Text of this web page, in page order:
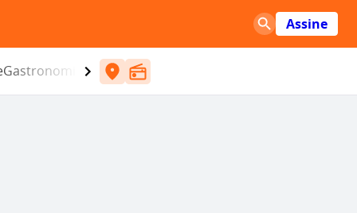
Assine
Gastronomia Entretenimento